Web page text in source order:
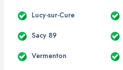
Lucy-sur-Cure
Sacy 89
Vermenton